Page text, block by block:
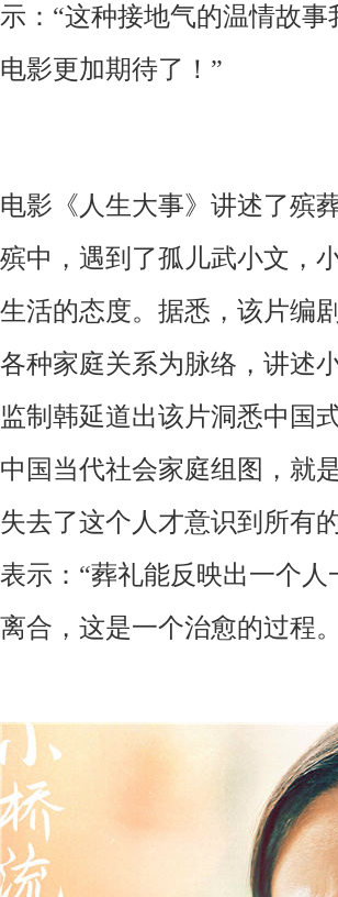
示：“这种接地气的温情故
电影更加期待了！”
电影《人生大事》讲述了殡
殡中，遇到了孤儿武小文，
生活的态度。据悉，该片编
各种家庭关系为脉络，讲述
监制韩延道出该片洞悉中国
中国当代社会家庭组图，就
失去了这个人才意识到所有
表示： “葬礼能反映出一个
离合，这是一个治愈的过程